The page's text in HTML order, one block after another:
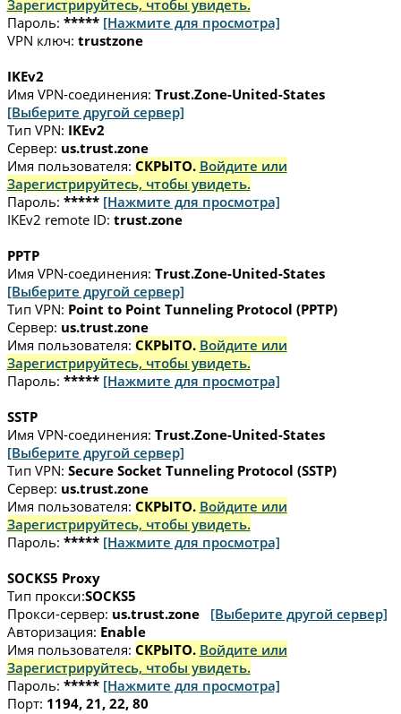
Зарегистрируйтесь, чтобы увидеть.
Пароль: ***** [Нажмите для просмотра]
VPN ключ: trustzone
IKEv2
Имя VPN-соединения: Trust.Zone-United-States
[Выберите другой сервер]
Тип VPN: IKEv2
Сервер: us.trust.zone
Имя пользователя: СКРЫТО. Войдите или
Зарегистрируйтесь, чтобы увидеть.
Пароль: ***** [Нажмите для просмотра]
IKEv2 remote ID: trust.zone
PPTP
Имя VPN-соединения: Trust.Zone-United-States
[Выберите другой сервер]
Тип VPN: Point to Point Tunneling Protocol (PPTP)
Сервер: us.trust.zone
Имя пользователя: СКРЫТО. Войдите или
Зарегистрируйтесь, чтобы увидеть.
Пароль: ***** [Нажмите для просмотра]
SSTP
Имя VPN-соединения: Trust.Zone-United-States
[Выберите другой сервер]
Тип VPN: Secure Socket Tunneling Protocol (SSTP)
Сервер: us.trust.zone
Имя пользователя: СКРЫТО. Войдите или
Зарегистрируйтесь, чтобы увидеть.
Пароль: ***** [Нажмите для просмотра]
SOCKS5 Proxy
Тип прокси:SOCKS5
Прокси-сервер: us.trust.zone
[Выберите другой сервер]
Авторизация: Enable
Имя пользователя: СКРЫТО. Войдите или
Зарегистрируйтесь, чтобы увидеть.
Пароль: ***** [Нажмите для просмотра]
Порт: 1194, 21, 22, 80